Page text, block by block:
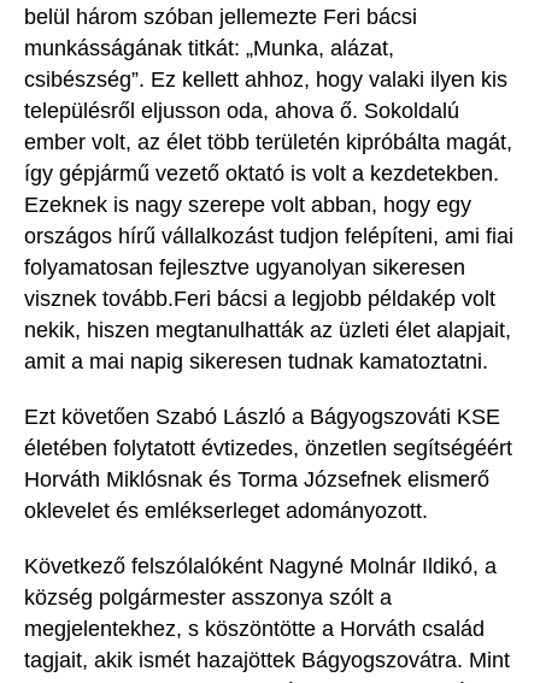
belül három szóban jellemezte Feri bácsi
munkásságának titkát: „Munka, alázat,
csibészség”. Ez kellett ahhoz, hogy valaki ilyen kis
tel epülésről eljusson oda, ahova ő. Soko ldalú
ember volt, az élet több területén kipróbálta magát,
így gépjármű vezető oktató is volt a kezdetekben.
Ezeknek is nagy szerepe volt abban, hogy egy
országos hírű vállalkozást tudjon felépíteni, ami fiai
folyamatosan fejlesztve ugyanolyan sikeresen
visznek tovább.Feri bácsi a legjobb példakép volt
nekik, hiszen megtanulhatták az üzleti élet alapjait,
amit a mai napig sikeresen tudnak kamatoztatni.
Ezt követően Szabó László a Bágyogszováti KSE
életében folytatott évtizedes, önzetlen segítségéért
Horváth Miklósnak és Torma Józsefnek elismerő
oklevelet és emlékserleget adományozott.
Következő felszólalóként Nagyné Molnár Ildikó, a
község polgármester asszonya szólt a
megjelentekhez, s köszöntötte a Horváth család
tagjait, akik ismét hazajöttek Bágyogszovátra. Mint